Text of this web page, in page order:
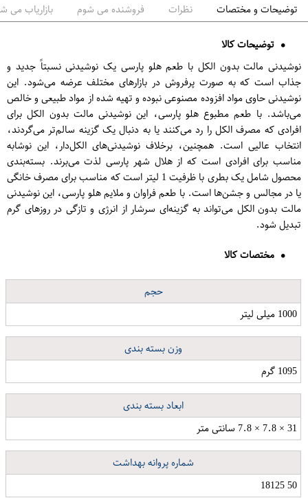
توضیحات و مختصات نظرات فروشنده می شوم بازاریاب می
توضیحات کالا
نوشیدنی مالت بدون الکل با طعم هلو پارسی یک نوشیدنی نسبتاً جدید و
جذاب است که به صورت پرفروش در بازارهای مختلف عرضه می‌شود. این
نوشیدنی حاوی مواد افزوده مصنوعی نبوده و تهیه شده از مواد طبیعی و خالص
می‌باشد. با طعم مطبوع هلو پارسی، این نوشیدنی مالت بدون الکل برای
افرادی که مصرف الکل را رد می‌کنند یا به دنبال یک گزینه سالم‌تر می‌گردند،
انتخاب عالیی است. همچنین، برخلاف نوشیدنی‌های الکل‌دار، این نوشابه
مناسب برای افرادی است که از هلال شهر ‌پارسی لذت می‌برند. بسته‌بندی
محصول شامل یک بطری با ظرفیت 1 لیتر است که مناسب برای مصرف خانگی
یا در مجالس و جشن‌ها است. با طعم فراوان و ملایم هلو پارسی، این نوشیدنی
مالت بدون الکل می‌تواند به گزینه‌ای سرشار از انرژی و تازگی در روزهای گرم
تبدیل شود.
مختصات کالا
حجم
1000 میلی لیتر
وزن بسته بندی
1095 گرم
ابعاد بسته بندی
31 × 7.8 × 7.8 سانتی متر
شماره پروانه بهداشت
50 18125